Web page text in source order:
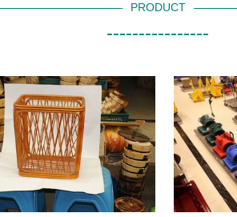
PRODUCT
----------------